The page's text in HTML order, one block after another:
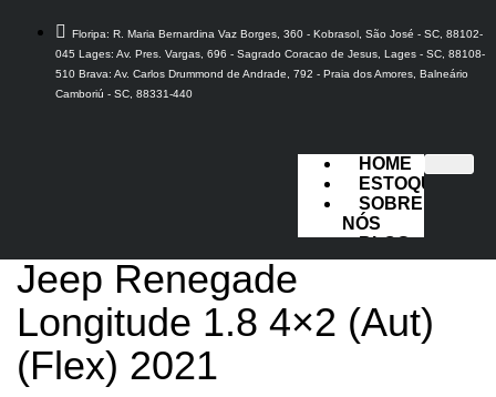
Floripa: R. Maria Bernardina Vaz Borges, 360 - Kobrasol, São José - SC, 88102-
045 Lages: Av. Pres. Vargas, 696 - Sagrado Coracao de Jesus, Lages - SC, 88108-
510 Brava: Av. Carlos Drummond de Andrade, 792 - Praia dos Amores, Balneário
Camboriú - SC, 88331-440
HOME
ESTOQUE
SOBRE
NÓS
BLOG
FALE
Jeep Renegade
Longitude 1.8 4×2 (Aut)
(Flex) 2021